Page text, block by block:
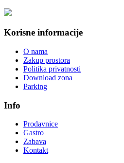
Korisne informacije
O nama
Zakup prostora
Politika privatnosti
Download zona
Parking
Info
Prodavnice
Gastro
Zabava
Kontakt